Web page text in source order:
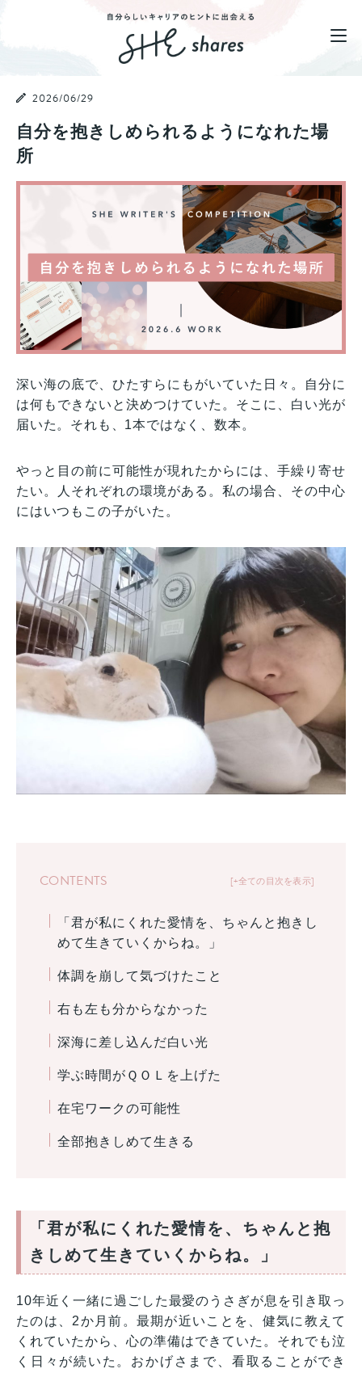
2026/06/29
自分を抱きしめられるようになれた場
所
深い海の底で、ひたすらにもがいていた日々。自分に
は何もできないと決めつけていた。そこに、白い光が
届いた。それも、1本ではなく、数本。
やっと目の前に可能性が現れたからには、手繰り寄せ
たい。人それぞれの環境がある。私の場合、その中心
にはいつもこの子がいた。
+全ての目次を表示
CONTENTS
「君が私にくれた愛情を、ちゃんと抱きし
めて生きていくからね。」
体調を崩して気づけたこと
右も左も分からなかった
深海に差し込んだ白い光
学ぶ時間がＱＯＬを上げた
在宅ワークの可能性
全部抱きしめて生きる
「君が私にくれた愛情を、ちゃんと抱
きしめて生きていくからね。」
10年近く一緒に過ごした最愛のうさぎが息を引き取っ
たのは、2か月前。最期が近いことを、健気に教えて
くれていたから、心の準備はできていた。それでも泣
く日々が続いた。おかげさまで、看取ることができ